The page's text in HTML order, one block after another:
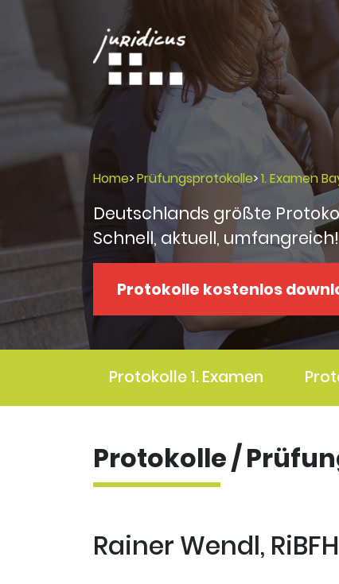
Home>Prüfungsprotokolle>1. Examen
Deutschlands größte
Schnell, aktuell, umfangreich!
Protokolle kostenlos
Protokolle 1. Examen
Protokolle /
Rainer Wendl,